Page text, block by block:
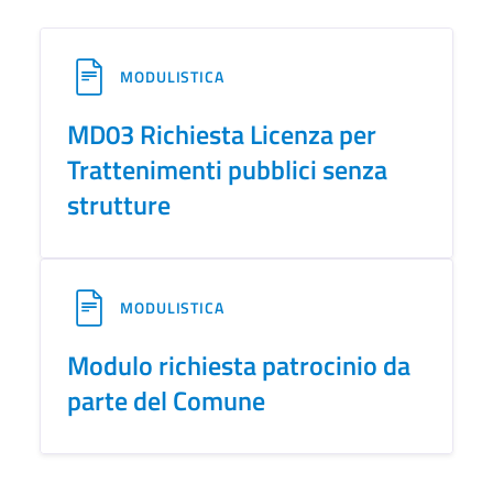
MODULISTICA
MD03 Richiesta Licenza per
Trattenimenti pubblici senza
strutture
MODULISTICA
Modulo richiesta patrocinio da
parte del Comune